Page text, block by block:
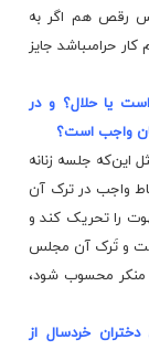
رقص هم اگر به
حرامى‏باشد جایز
یا حلال؟ و در
واجب است؟
این‌‌که جلسه زنانه
واجب در ترک آن
را تحریک کند و
و تَرک آن مجلس
منکر محسوب شود،
خردسال از